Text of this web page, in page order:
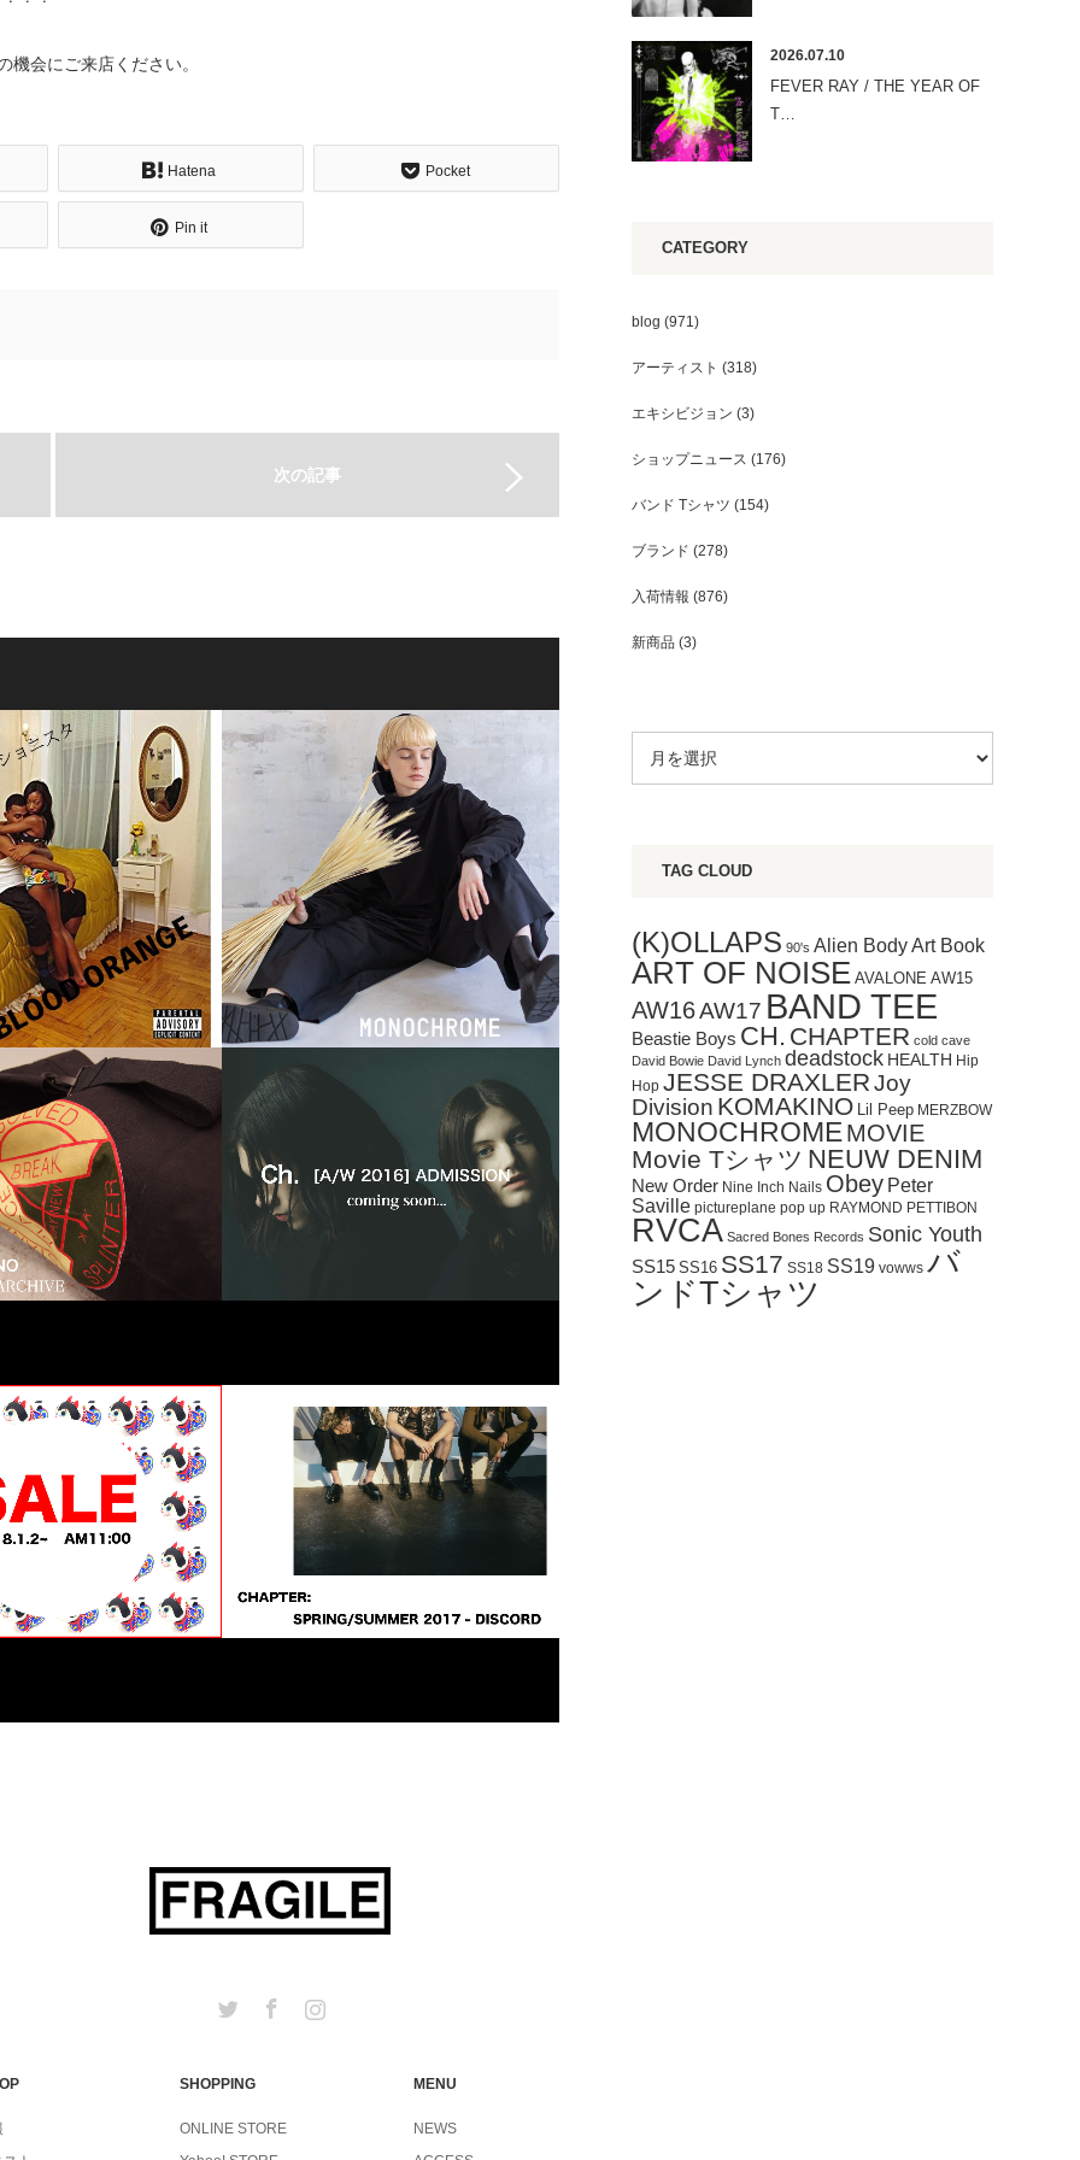
会にご来店ください。
Hatena Pocket
Pin it
次の記事
2026.07.10
FEVER RAY / THE YEAR OF
T…
CATEGORY
blog (971)
アーティスト (318)
エキシビジョン (3)
ショップニュース (176)
バンド Tシャツ (154)
ブランド (278)
入荷情報 (876)
新商品 (3)
TAG CLOUD
(K)OLLAPS 90's Alien BodyArt Book
ART OF NOISE AVALONE AW15
AW16AW17 BAND TEE
Beastie Boys CH. CHAPTER cold cave
David Bowie David Lynch deadstock HEALTH Hip
Hop JESSE DRAXLERJoy
Division KOMAKINO Lil Peep MERZBOW
MONOCHROMEMOVIE
Movie Tシャツ NEUW DENIM
New Order Nine Inch Nails Obey Peter
Saville pictureplane pop up RAYMOND PETTIBON
RVCA Sacred Bones Records Sonic Youth
SS15 SS16 SS17 SS18 SS19 vowws バ
ンドTシャツ
Twitter Facebook
SHOPPING
ONLINE STORE
MENU
NEWS